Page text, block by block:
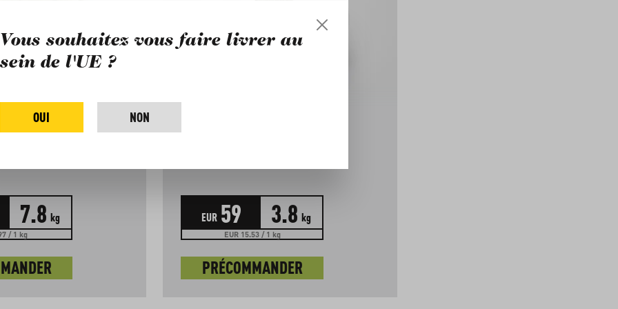
7.8 kg
/ 1 kg
KENYA, BIO
EUR 59 3.8 kg
EUR 15.53 / 1 kg
PRÉCOMMANDER
Vous souhaitez vous faire livrer au
sein de l'UE ?
OUI NON